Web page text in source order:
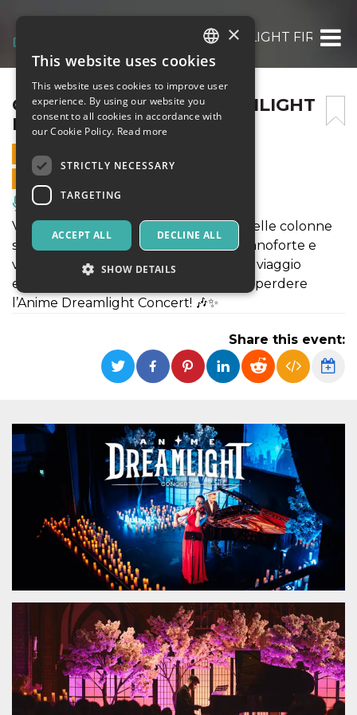
CONCERTO ANIME DREAMLIGHT
CONCERTO ANIME DREAMLIGHT
FIRENZE 07/06/25 – 18:30
7 JUNE 2025 - 18:30
ONLINE SALES ENDED
Music, Live Events, Clubs
Vivi un'esperienza magica con le più belle colonne
sonore anime eseguite dal vivo con pianoforte e
violino! Da Naruto a Demon Slayer, un viaggio
emozionante tra musica e ricordi. Non perdere
l’Anime Dreamlight Concert! 🎶✨
Share this event:
ITALIAN
ENGLISH
SPANISH
×
This website uses cookies
This website uses cookies to improve user
experience. By using our website you
consent to all cookies in accordance with
our Cookie Policy. Read more
STRICTLY NECESSARY
TARGETING
ACCEPT ALL DECLINE ALL
SHOW DETAILS
Strictly necessary cookies allow core website
functionality such as user login and account
management. The website cannot be used
Name
Domain
Expiration Description
cf_clearance
Cloudflare,
Inc.
.oooh.events
1 year
This cookie
is used by
the
CloudFlare
service to
identify
trusted web
traffic and
override any
security
restrictions
based on
the visitor's
is essential
for
supporting a
website's
security
features and
in providing
protection
against
malicious